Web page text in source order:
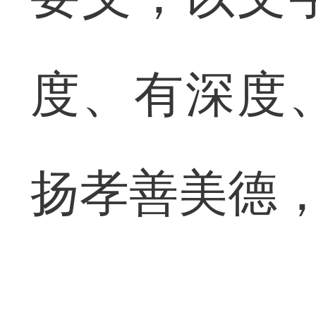
度、有深度
扬孝善美德